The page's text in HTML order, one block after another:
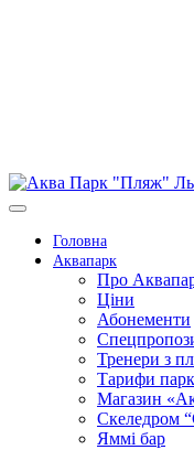
Головна
Аквапарк
Про
Ціни
Абонементи
Тренери з
Тарифи
Магазин
Скеледром
Яммі бар